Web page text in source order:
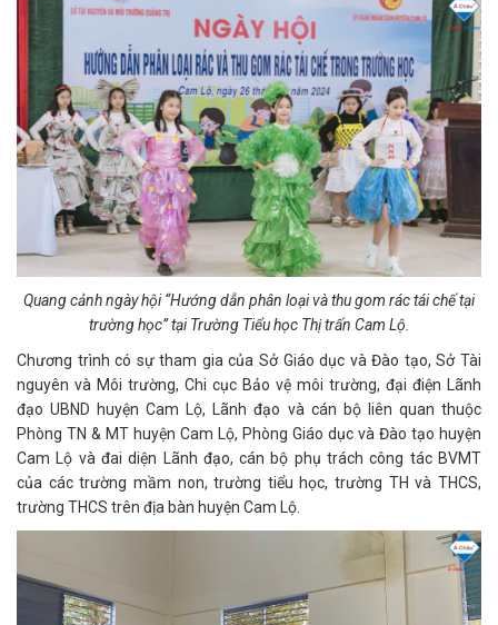
Quang cảnh ngày hội “Hướng dẫn phân loại và thu gom rác tái chế tại
trường học” tại Trường Tiểu học Thị trấn Cam Lộ.
Chương trình có sự tham gia của Sở Giáo dục và Đào tạo, Sở Tài
nguyên và Môi trường, Chi cục Bảo vệ môi trường, đại điện Lãnh
đạo UBND huyện Cam Lộ, Lãnh đạo và cán bộ liên quan thuộc
Phòng TN & MT huyện Cam Lộ, Phòng Giáo dục và Đào tạo huyện
Cam Lộ và đai diện Lãnh đạo, cán bộ phụ trách công tác BVMT
của các trường mầm non, trường tiểu học, trường TH và THCS,
trường THCS trên địa bàn huyện Cam Lộ.